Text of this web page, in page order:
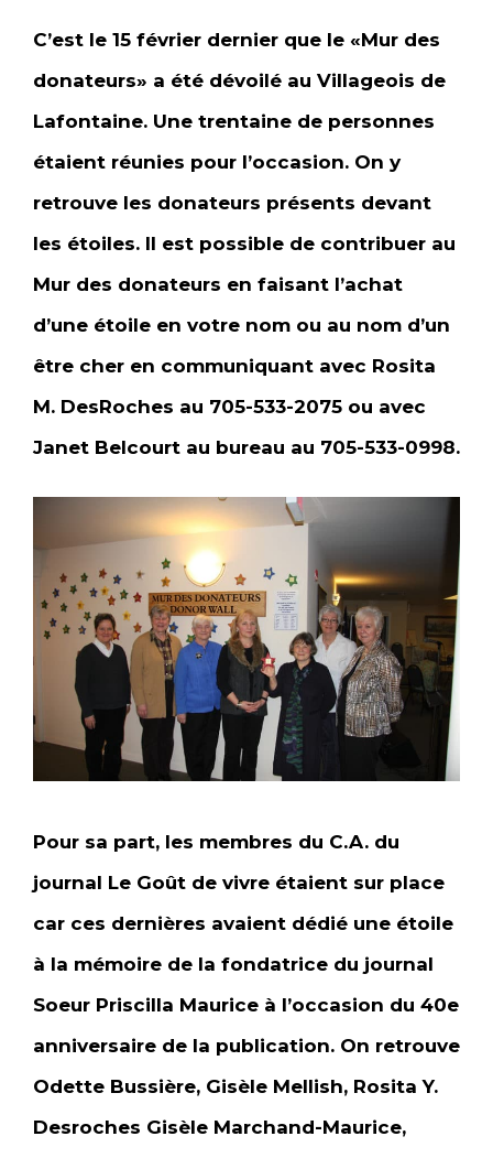
C’est le 15 février dernier que le «Mur des
donateurs» a été dévoilé au Villageois de
Lafontaine. Une trentaine de personnes
étaient réunies pour l’occasion. On y
retrouve les donateurs présents devant
les étoiles. Il est possible de contribuer au
Mur des donateurs en faisant l’achat
d’une étoile en votre nom ou au nom d’un
être cher en communiquant avec Rosita
M. DesRoches au 705-533-2075 ou avec
Janet Belcourt au bureau au 705-533-0998.
Pour sa part, les membres du C.A. du
journal Le Goût de vivre étaient sur place
car ces dernières avaient dédié une étoile
à la mémoire de la fondatrice du journal
Soeur Priscilla Maurice à l’occasion du 40e
anniversaire de la publication. On retrouve
Odette Bussière, Gisèle Mellish, Rosita Y.
Desroches Gisèle Marchand-Maurice,